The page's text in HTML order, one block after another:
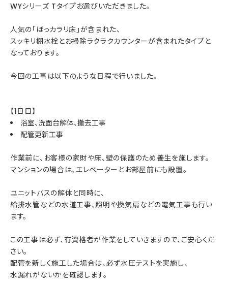
WYシリーズ Tタイプお選びいただきました。
人気の「ほっカラリ床」が含まれた、
スッキリ棚水栓とお掃除ラクラクカウンターが含まれたタイプと
なっております。
今回の工事は以下のような日程で行いました。
【1日目】
浴室、洗面台解体、撤去工事
配管更新工事
作業前に、お客様の家財や床、壁の保護のため養生を施します。
マンションの場合は、エレベーターとお部屋前にも設置。
ユニットバスの解体と同時に、
給排水管などの水道工事、照明や換気扇などの電気工事も行い
ます。
この工事は必ず、有資格者が作業をしていきますので、ご安心くだ
さい。
配管を新しく施工した場合は、必ず水圧テストを実施し、
水漏れがないかを確認します。